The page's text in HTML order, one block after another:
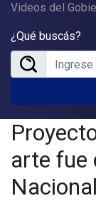
Videos del
¿Qué buscás?
arte fue